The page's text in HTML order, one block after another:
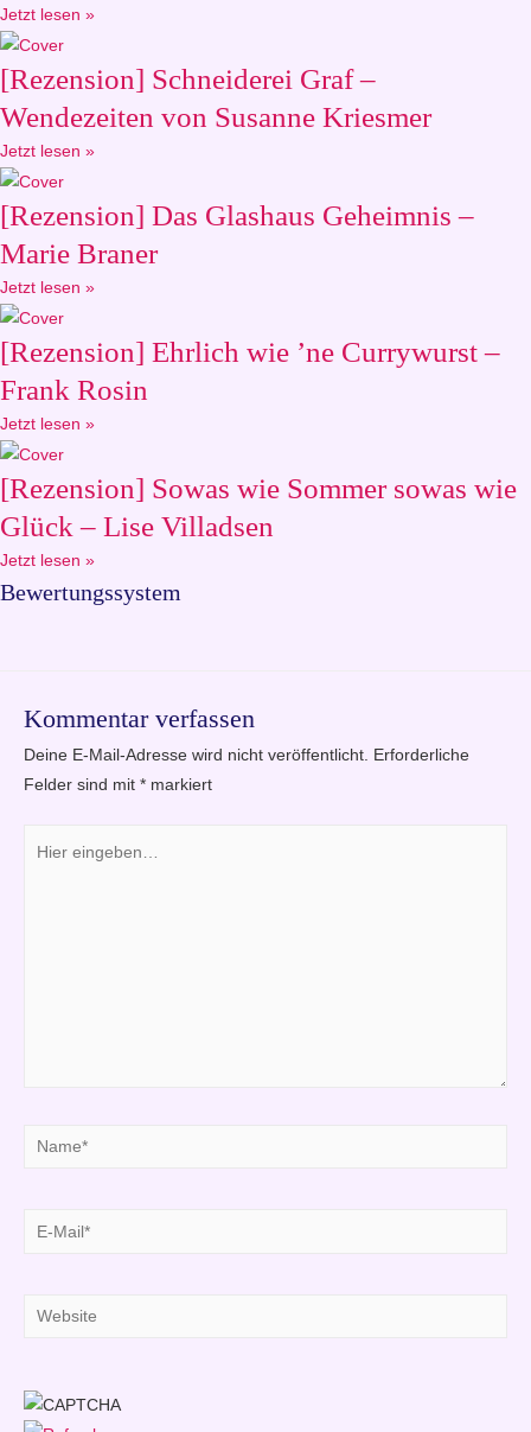
Jetzt lesen »
[Rezension] Schneiderei Graf –
Wendezeiten von Susanne Kriesmer
Jetzt lesen »
[Rezension] Das Glashaus Geheimnis –
Marie Braner
Jetzt lesen »
[Rezension] Ehrlich wie ’ne Currywurst –
Frank Rosin
Jetzt lesen »
[Rezension] Sowas wie Sommer sowas wie
Glück – Lise Villadsen
Jetzt lesen »
Bewertungssystem
Kommentar verfassen
Deine E-Mail-Adresse wird nicht veröffentlicht. Erforderliche
Felder sind mit * markiert
Name*
E-
Website